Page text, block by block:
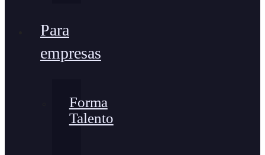
Para
empresas
Forma
Talento